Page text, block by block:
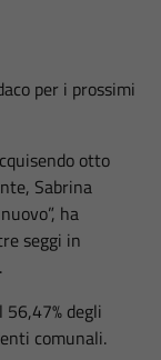
per i prossimi
otto
Sabrina
ha
seggi in
degli
comunali.